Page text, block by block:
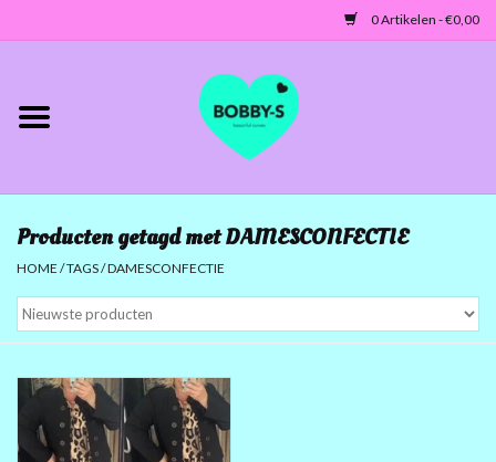
0 Artikelen - €0,00
Home
Tunieken/Tops
Truien-Vesten
ACCESSOIRES
Producten getagd met DAMESCONFECTIE
HOME /TAGS/DAMESCONFECTIE